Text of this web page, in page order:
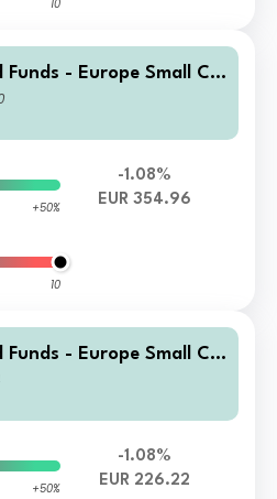
10
Funds - Europe Small Ca
EUR
+50%
10
-1.08%
EUR 354.96
Funds - Europe Small Ca
EUR
+50%
-1.08%
EUR 226.22